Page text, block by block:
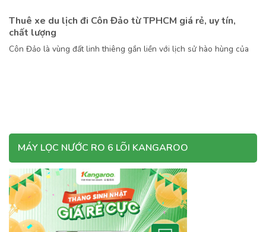
Thuê xe du lịch đi Côn Đảo từ TPHCM giá rẻ, uy tín,
chất lượng
Côn Đảo là vùng đất linh thiêng gắn liền với lịch sử hào hùng của
MÁY LỌC NƯỚC RO 6 LÕI KANGAROO